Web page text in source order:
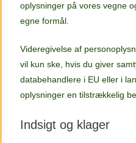
oplysninger på vores vegne
egne formål.
Videregivelse af
vil kun ske, hvis du giver
databehandlere i EU eller i
oplysninger en tilstrækkelig
Indsigt og klager